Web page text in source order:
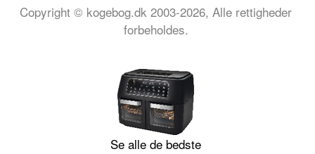
Copyright © kogebog.dk 2003-2026, Alle rettigheder
forbeholdes.
Se alle de bedste